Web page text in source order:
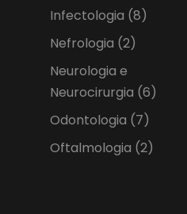
Infectologia (8)
Nefrologia (2)
Neurologia e
Neurocirurgia (6)
Odontologia (7)
Oftalmologia (2)